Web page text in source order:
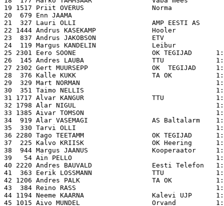
19 1517 Priit OVERUS                 Norma
20  679 Enn JAAMA
21  327 Lauri OLLI                   AMP EESTI AS
22 1444 Andrus KASEKAMP              Hooler
23  837 Andrus JAKOBSON              ETV
24  119 Margus KANDELIN              Leibur
25 2301 Eero SOONE                   OK TEGIJAD
26  145 Andres LAUBA                 TTU
27 2302 Gert MUURSEPP                OK  TEGIJAD
28  376 Kalle KUKK                   TA OK
29  329 Mart NORMAN
30  351 Taimo NELLIS
31 1717 Alvar KANGUR                 TTU
32 1798 Alar NIGUL
33 1385 Aivar TOMSON
34  919 Alar VASEMAGI                AS Baltalarm
35  330 Tarvi OLLI
36 2280 Tago TEETAMM                 OK TEGIJAD
37  225 Kalvo KRIISK                 OK Heering
38  944 Margus JAANUS                Kooperaator
39   54 Ain PELLO
40 2220 Andres BAUVALD               Eesti
41  363 Eerik LOSSMANN               TTU
42 1206 Andres PALK                  TA OK
43  384 Reino RASS
44 1194 Neeme KAARNA                 Kalevi UJP